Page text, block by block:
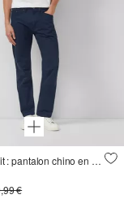
Regular Fit : pantalon chino en coton stretch
€